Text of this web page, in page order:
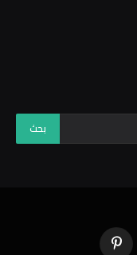
بينتيريست